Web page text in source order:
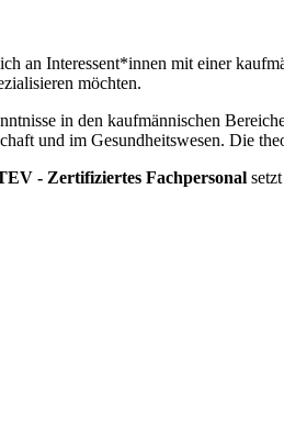
an Interessent*innen mit einer
möchten.
in den kaufmännischen
und im Gesundheitswesen. Die
- Zertifiziertes Fachpersonal